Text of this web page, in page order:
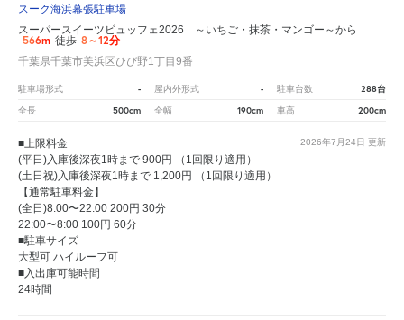
スーク海浜幕張駐車場
スーパースイーツビュッフェ2026 ～いちご・抹茶・マンゴー～から
566m 徒歩 8～12分
千葉県千葉市美浜区ひび野1丁目9番
駐車場形式 - 屋内外形式 - 駐車台数 288台
全長 500cm 全幅 190cm 車高 200cm
2026年7月24日 更新
■上限料金
(平日)入庫後深夜1時まで 900円 （1回限り適用）
(土日祝)入庫後深夜1時まで 1,200円 （1回限り適用）
【通常駐車料金】
(全日)8:00〜22:00 200円 30分
22:00〜8:00 100円 60分
■駐車サイズ
大型可 ハイルーフ可
■入出庫可能時間
24時間